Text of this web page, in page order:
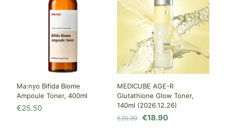
Ma:nyo Bifida Biome
Ampoule Toner, 400ml
€25.50
MEDICUBE AGE-R
Glutathione Glow Toner,
140ml (2026.12.26)
€20.90
Первоначальная
€18.90Текущая